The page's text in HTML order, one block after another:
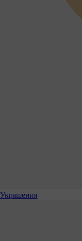
Украшения